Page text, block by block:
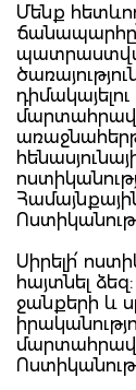
Մենք
Սիրելի՛
հայտնել
ջանքերի և